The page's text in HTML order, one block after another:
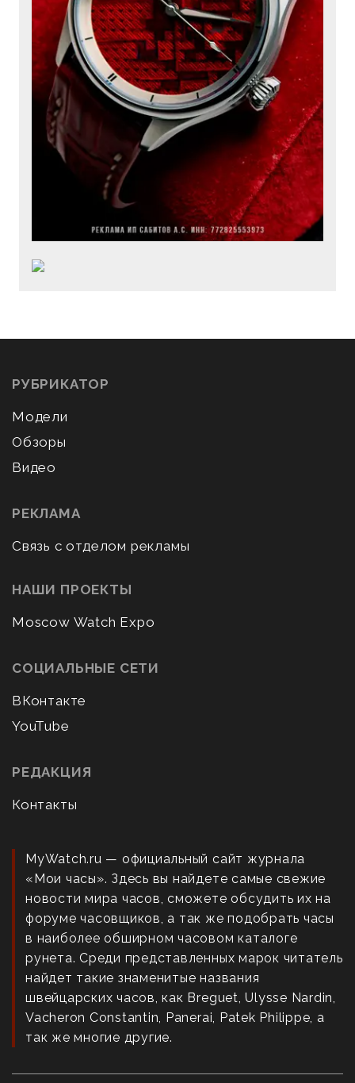
РУБРИКАТОР
Модели
Обзоры
Видео
РЕКЛАМА
Связь с отделом рекламы
НАШИ ПРОЕКТЫ
Moscow Watch Expo
СОЦИАЛЬНЫЕ СЕТИ
ВКонтакте
YouTube
РЕДАКЦИЯ
Контакты
MyWatch.ru — официальный сайт журнала
«Мои часы». Здесь вы найдете самые свежие
новости мира часов, сможете обсудить их на
форуме часовщиков, а так же подобрать часы
в наиболее обширном часовом каталоге
рунета. Среди представленных марок читатель
найдет такие знаменитые названия
швейцарских часов, как Breguet, Ulysse Nardin,
Vacheron Constantin, Panerai, Patek Philippe, а
так же многие другие.